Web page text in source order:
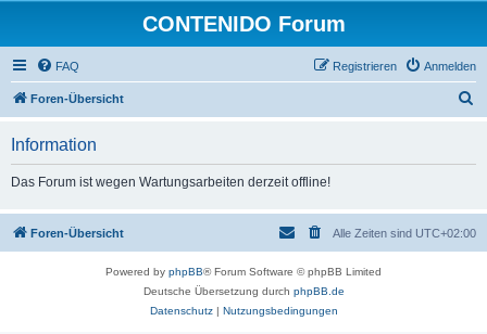
CONTENIDO Forum
FAQ Anmelden
Registrieren
Foren-Übersicht
Information
Das Forum ist wegen Wartungsarbeiten derzeit offline!
Foren-Übersicht Alle Zeiten sind UTC+02:00
Powered by phpBB® Forum Software © phpBB Limited
Deutsche Übersetzung durch phpBB.de
Datenschutz| Nutzungsbedingungen